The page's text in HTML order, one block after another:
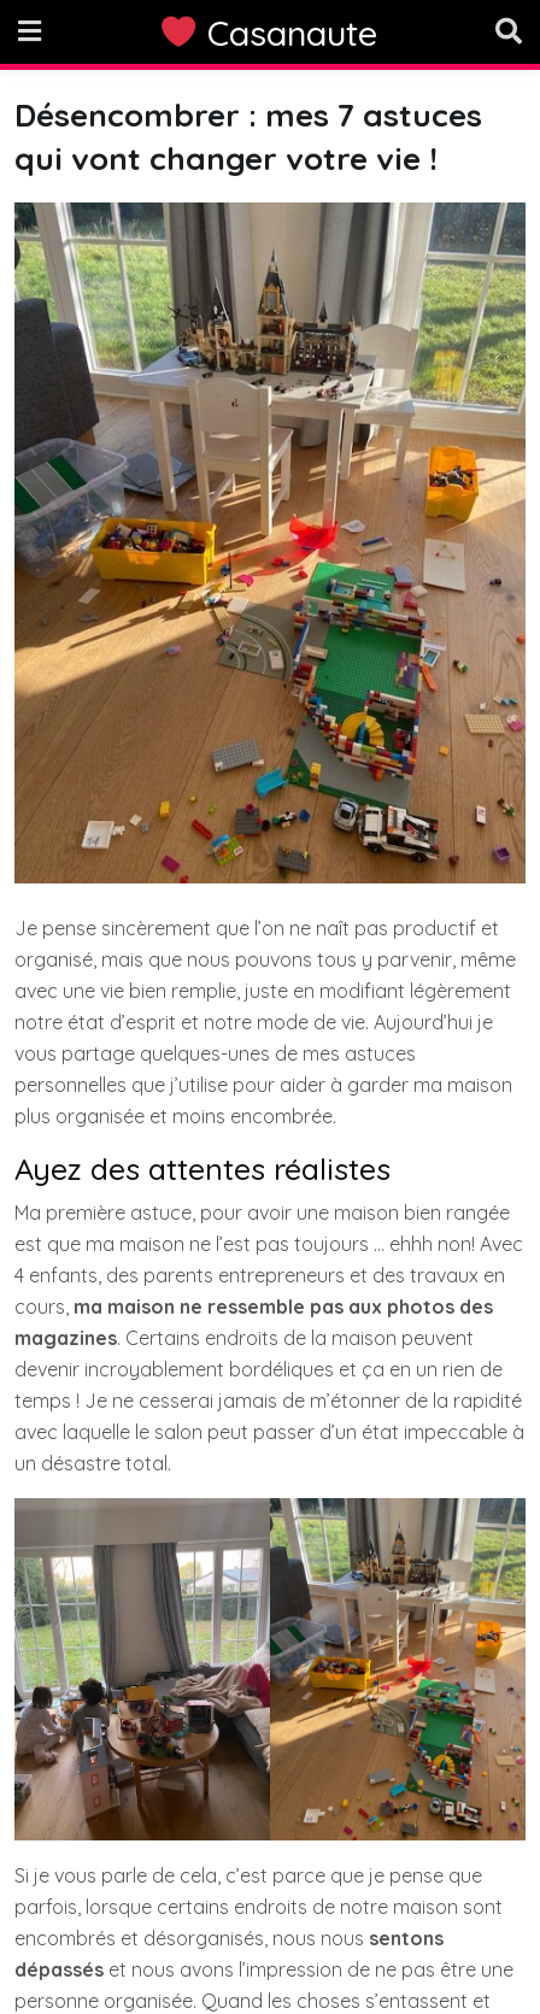
content
Casanaute
Désencombrer : mes 7 astuces
qui vont changer votre vie !
Je pense sincèrement que l’on ne naît pas productif et
organisé, mais que nous pouvons tous y parvenir, même
avec une vie bien remplie, juste en modifiant légèrement
notre état d’esprit et notre mode de vie. Aujourd’hui je
vous partage quelques-unes de mes astuces
personnelles que j’utilise pour aider à garder ma maison
plus organisée et moins encombrée.
Ayez des attentes réalistes
Ma première astuce, pour avoir une maison bien rangée
est que ma maison ne l’est pas toujours … ehhh non! Avec
4 enfants, des parents entrepreneurs et des travaux en
cours, ma maison ne ressemble pas aux photos des
magazines. Certains endroits de la maison peuvent
devenir incroyablement bordéliques et ça en un rien de
temps ! Je ne cesserai jamais de m’étonner de la rapidité
avec laquelle le salon peut passer d’un état impeccable à
un désastre total.
Si je vous parle de cela, c’est parce que je pense que
parfois, lorsque certains endroits de notre maison sont
encombrés et désorganisés, nous nous sentons
dépassés et nous avons l’impression de ne pas être une
personne organisée. Quand les choses s’entassent et